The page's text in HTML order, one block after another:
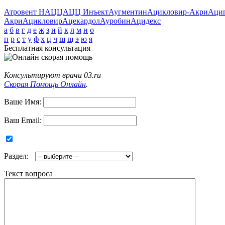
Атровент НАЦЦАЦЦ ИнъектАугментинАцикловир-Акри
АкриАцикловирАцекардолАуробинАцидекс
а б в г д е ж з и й к л м н о
п р с т у ф х ц ч ш щ э ю я
Бесплатная консультация
Консультируют врачи 03.ru
Скорая Помощь Онлайн.
Ваше Имя:
Ваш Email:
Раздел:
Текст вопроса